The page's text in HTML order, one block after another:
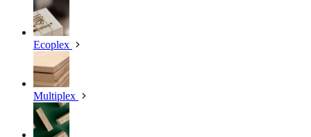
Ecoplex
Multiplex